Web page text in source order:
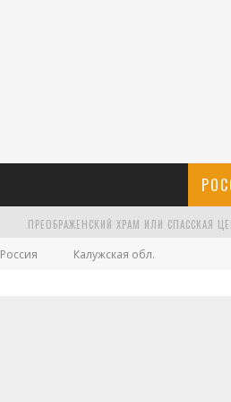
Россия Калужская обл.